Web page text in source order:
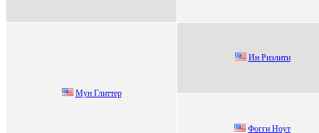
Мун Глиттeр
Ин Pиэлити
Фoгги Нoут